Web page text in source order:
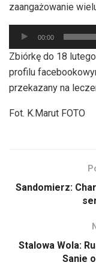
zaangażowanie
Odtwarzacz
plików
dźwiękowych
00:00
Zbiórkę do 18
profilu
przekazany na
Fot. K.Marut FOTO
Sandomierz:
Stalowa Wola:
Sanie